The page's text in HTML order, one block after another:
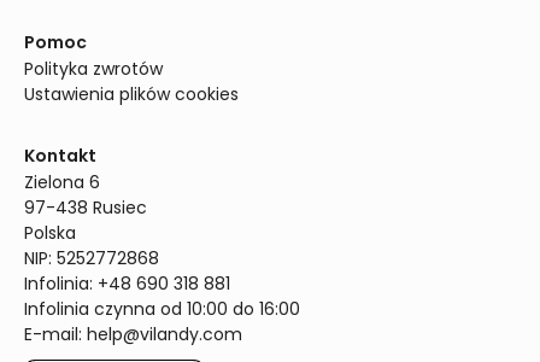
Pomoc
Polityka zwrotów
Ustawienia plików cookies
Kontakt
Zielona 6
97-438 Rusiec
Polska
NIP: 5252772868
Infolinia: +48 690 318 881
Infolinia czynna od 10:00 do 16:00
E-mail: help@vilandy.com